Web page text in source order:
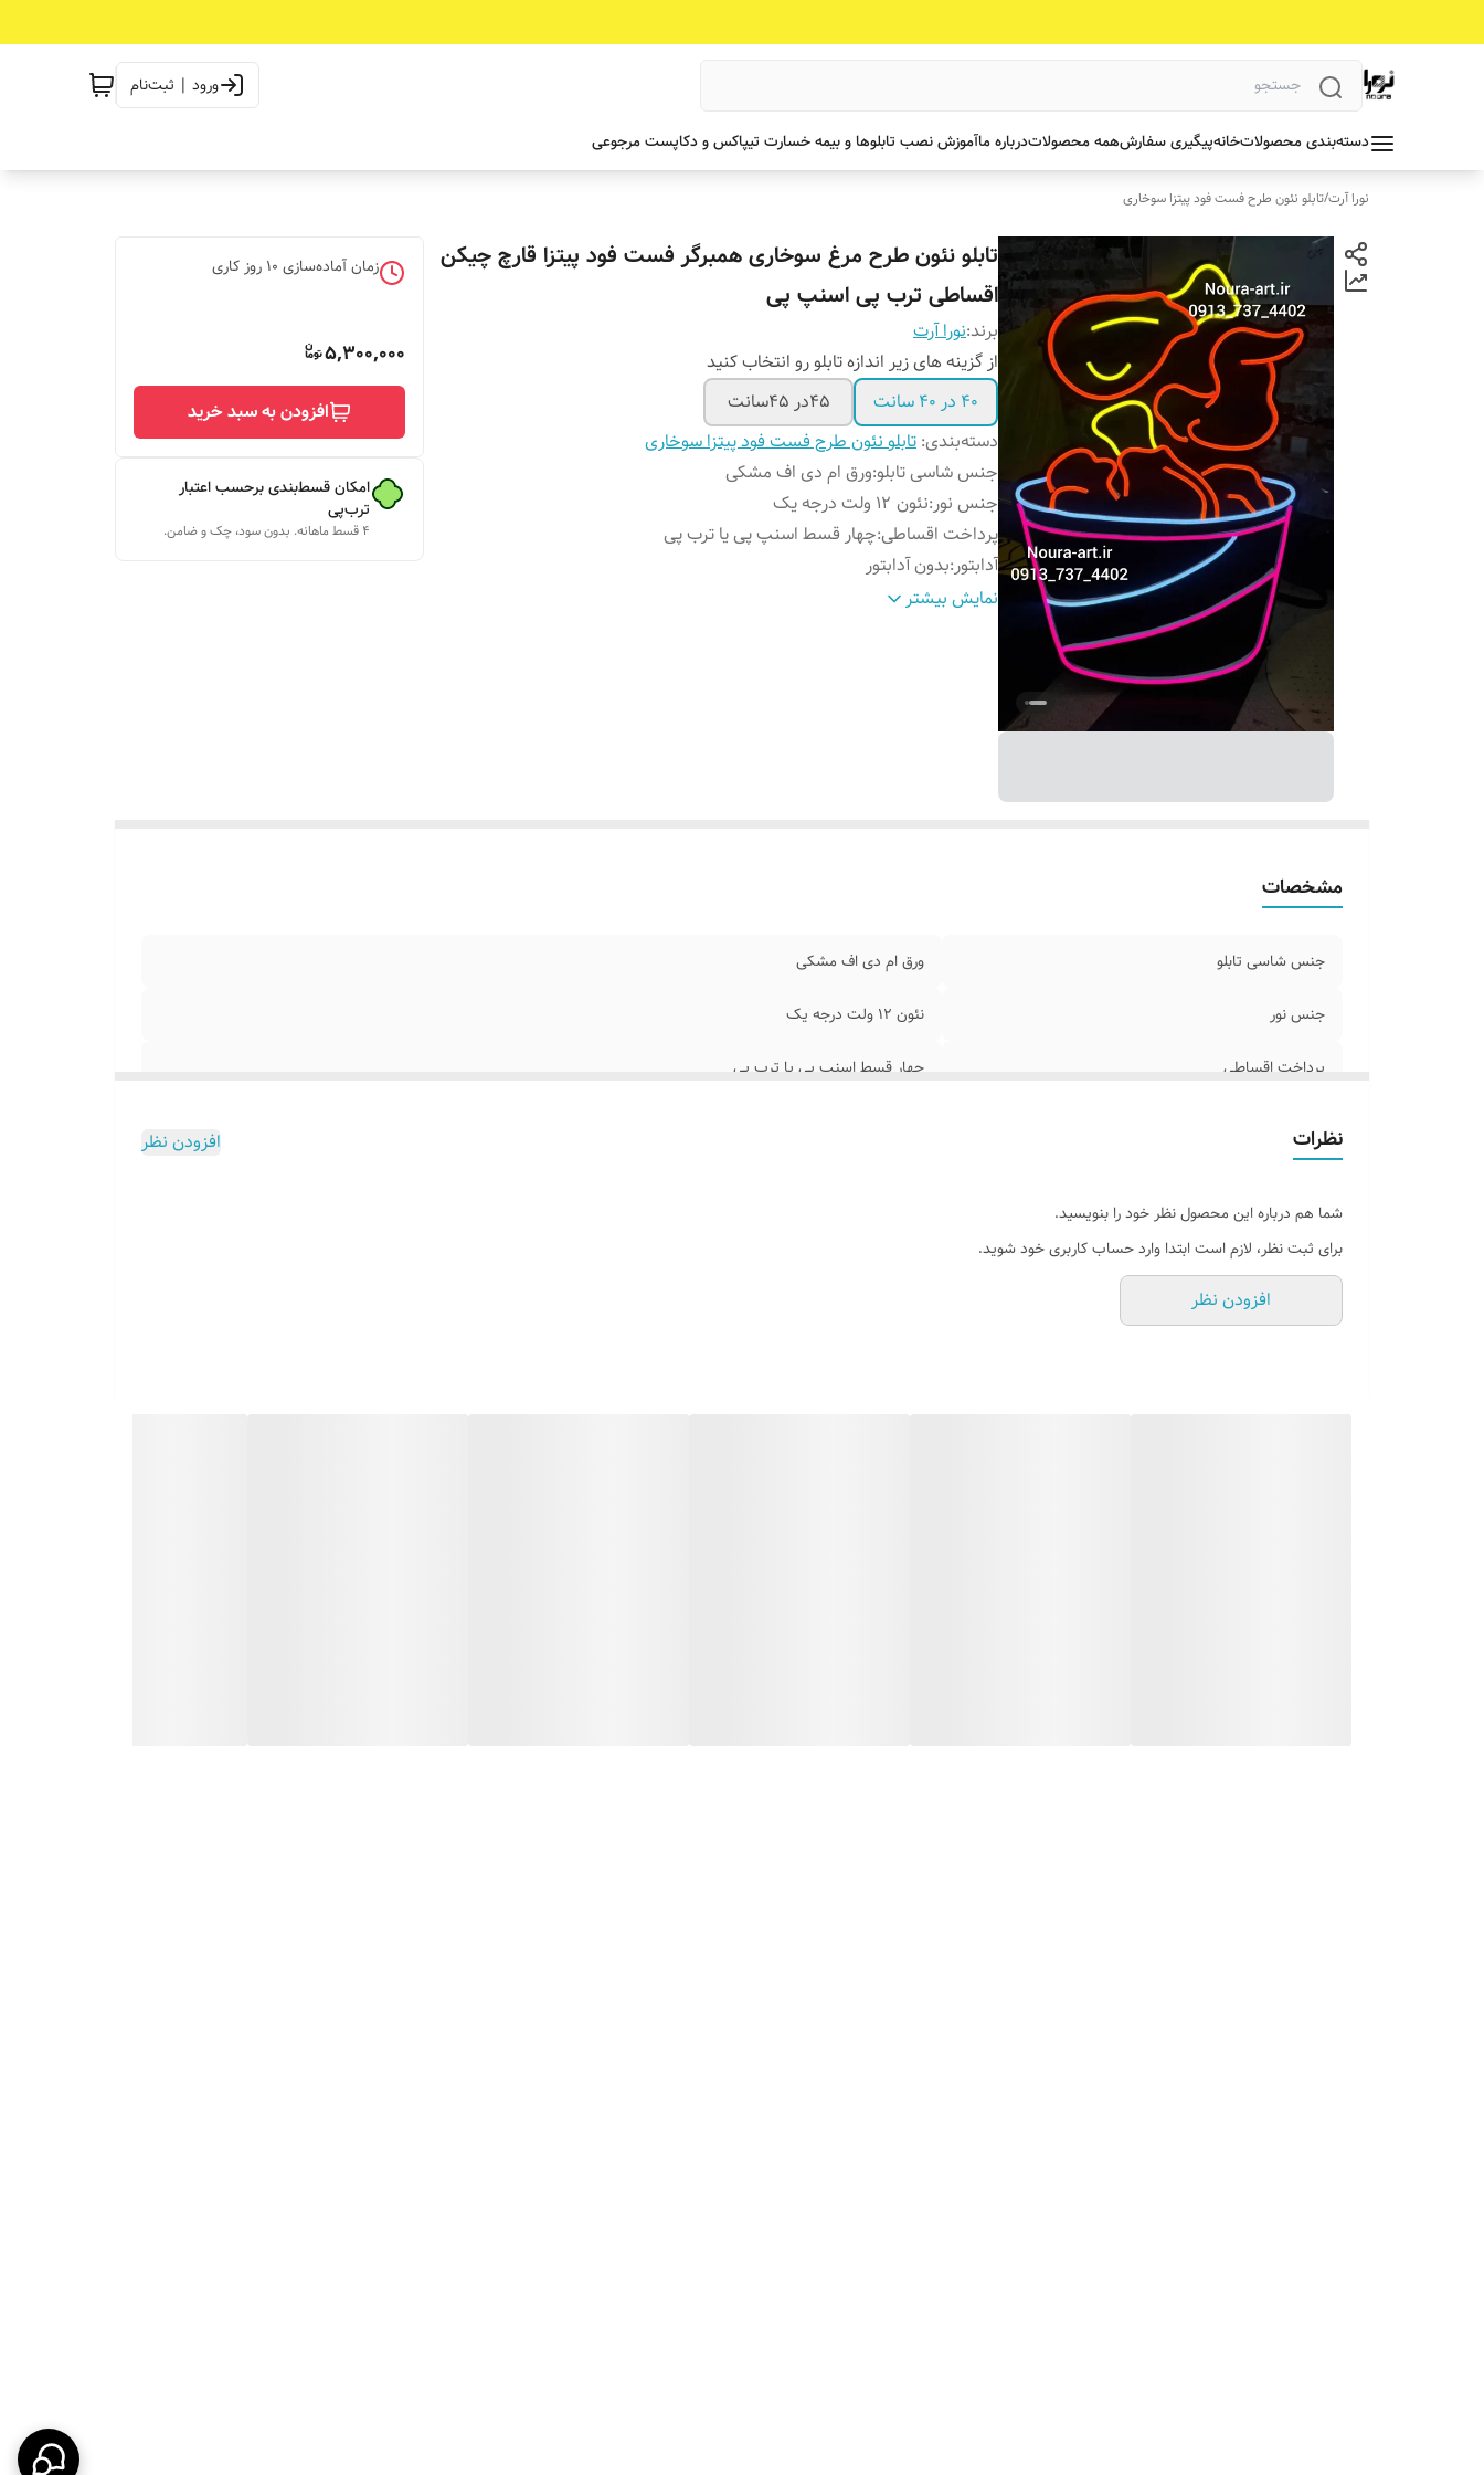
ورود | ثبت‌نام
دسته‌بندی محصولاتخانهپیگیری سفارشهمه محصولاتدرباره ماآموزش نصب تابلوها و بیمه خسارت تیپاکس و دکاپست مرجوعی
نورا آرت/تابلو نئون طرح فست فود پیتزا سوخاری
تابلو نئون طرح مرغ سوخاری همبرگر فست فود پیتزا قارچ چیکن
اقساطی ترب پی اسنپ پی
برند:نورا آرت
از گزینه های زیر اندازه تابلو رو انتخاب کنید
۴۰ در ۴۰ سانت
۴۵در ۴۵سانت
دسته‌بندی: تابلو نئون طرح فست فود پیتزا سوخاری
جنس شاسی تابلو:ورق ام دی اف مشکی
جنس نور:نئون ۱۲ ولت درجه یک
پرداخت اقساطی:چهار قسط اسنپ پی یا ترب پی
آدابتور:بدون آدابتور
روش نصب کردن
نمایش بیشتر
زمان آماده‌سازی 10 روز کاری
5,300,000
افزودن به سبد خرید
امکان قسط‌بندی برحسب اعتبار
ترب‌پی
۴ قسط ماهانه. بدون سود، چک و ضامن.
مشخصات
جنس شاسی تابلو ورق ام دی اف مشکی
جنس نور نئون ۱۲ ولت درجه یک
پرداخت اقساطی چهار قسط اسنپ پی یا ترب پی
وسایل نصب
قابلیت نصب
نظرات افزودن نظر
شما هم درباره این محصول نظر خود را بنویسید.
برای ثبت نظر، لازم است ابتدا وارد حساب کاربری خود شوید.
افزودن نظر